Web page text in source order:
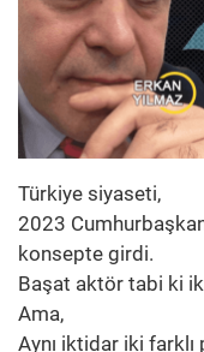
Türkiye siyaseti,
2023
konsepte girdi.
Başat aktör tabi ki
Ama,
Aynı iktidar iki farklı